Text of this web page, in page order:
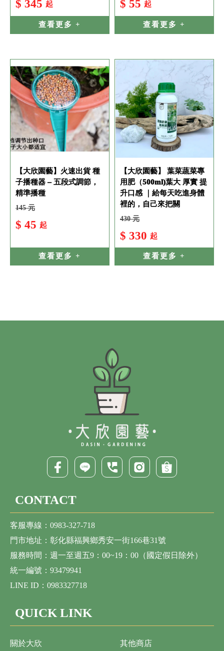
$ 345 起
查看更多 +
$ 55 起
查看更多 +
【大欣園藝】火速出貨 種
子播種器 – 五段式調節，
精準播種
145 元
$ 45 起
查看更多 +
【大欣園藝】 葉菜蔬菜專
用肥（500ml)葉大 厚實 提
升口感 ｜給每天吃進身體
裡的，自己來把關
430 元
$ 330 起
查看更多 +
CONTACT
客服專線：0983-327-718
門市地址：彰化縣福興鄉秀安一街166巷31號
服務時間：週一至週五9：00~19：00（國定假日除外）
統一編號：93479941
LINE ID：0983327718
QUICK LINK
關於大欣 其他商店